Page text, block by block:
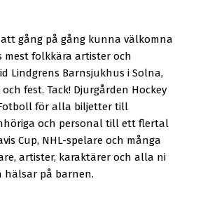
gång på gång kunna välkomna
mest folkkära artister och
Lindgrens Barnsjukhus i Solna,
fest. Tack! Djurgården Hockey
för alla biljetter till
och personal till ett flertal
Cup, NHL-spelare och många
artister, karaktärer och alla ni
hälsar på barnen.